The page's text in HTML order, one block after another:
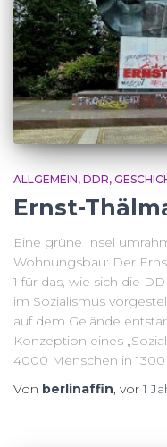
ALLGEMEIN DDR
Ernst-
Eine grüne Insel
Wohnungsbau: Der
1 für das, wie sich die
im Sozialismus
auf dem Gelände
Konzeption eines
4000 Menschen in
Von berlinaffin , vor1